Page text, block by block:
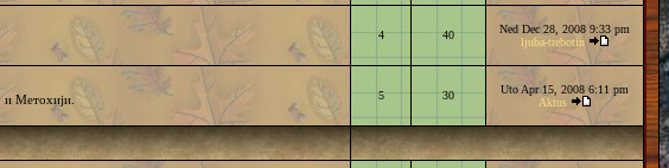
4 40
Ned Dec 28, 2008 9:33 pm
ljuba-trebotin
Метохији. 5 30
Uto Apr 15, 2008 6:11 pm
Aktus